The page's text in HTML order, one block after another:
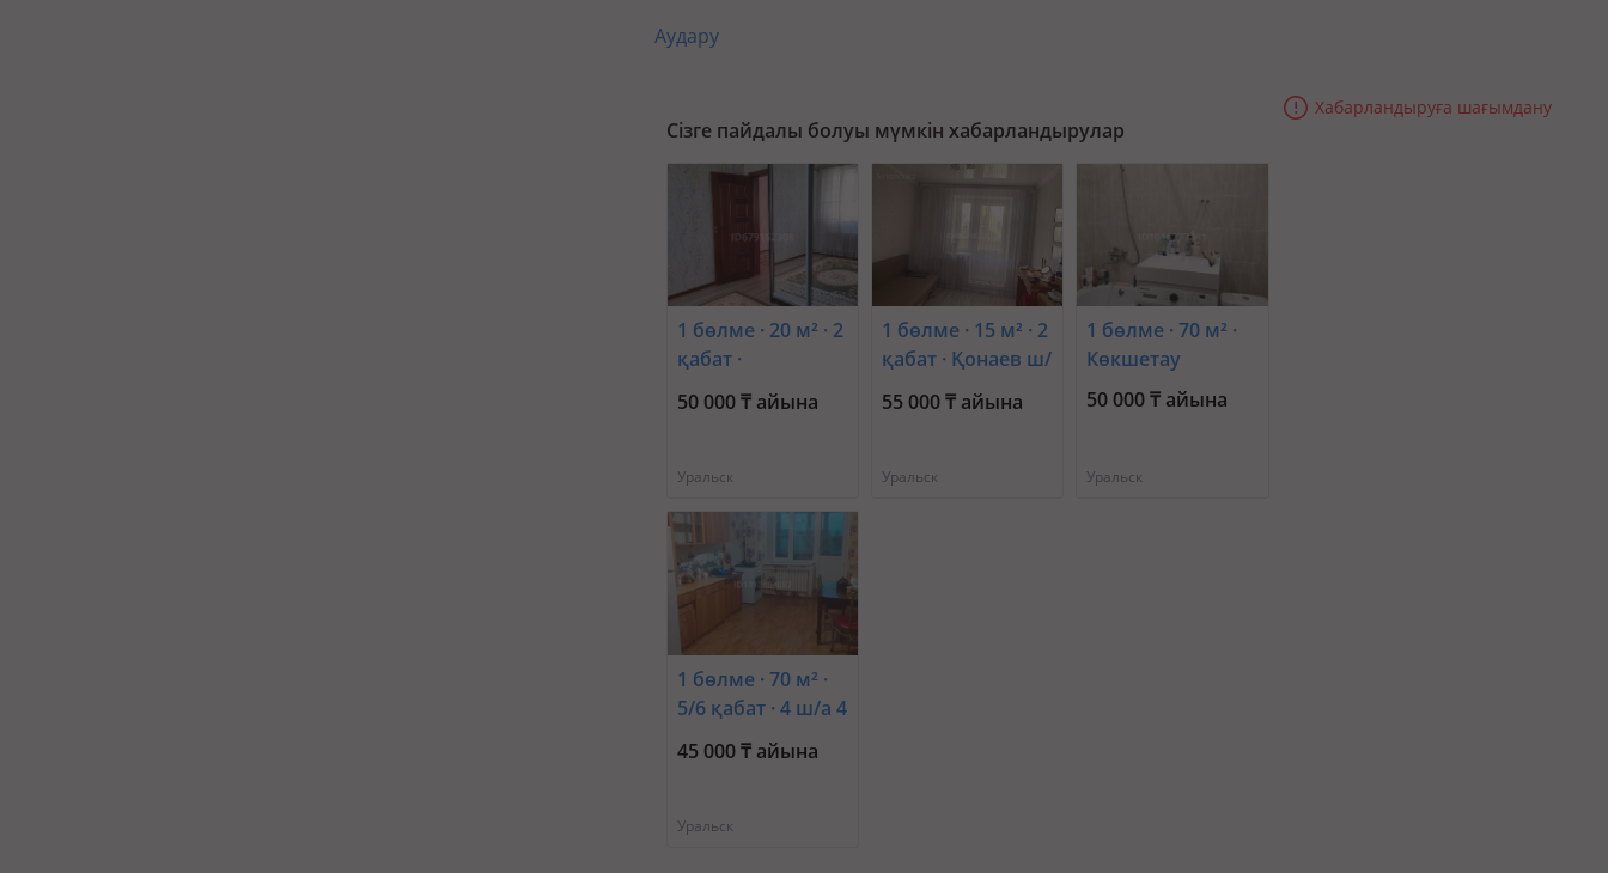
Аудару
Хабарландыруға шағымдану
Сізге пайдалы болуы мүмкін хабарландырулар
1 бөлме · 20 м² · 2
қабат ·
Ашхабадская 6 —
Карбышева
50 000 ₸ айына
Уральск
1 бөлме · 15 м² · 2
қабат · Қонаев ш/
а. 2
55 000 ₸ айына
Уральск
1 бөлме · 70 м² ·
Көкшетау
50 000 ₸ айына
Уральск
1 бөлме · 70 м² ·
5/6 қабат · 4 ш/а 4
— Сергей
Тюленина 4
45 000 ₸ айына
Уральск